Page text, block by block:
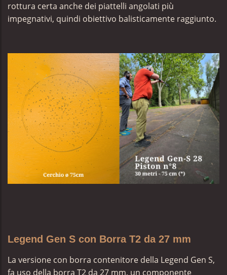
rottura certa anche dei piattelli angolati più
impegnativi, quindi obiettivo balisticamente raggiunto.
Legend Gen S con Borra T2 da 27 mm
La versione con borra contenitore della Legend Gen S,
fa uso della borra T2 da 27 mm, un componente